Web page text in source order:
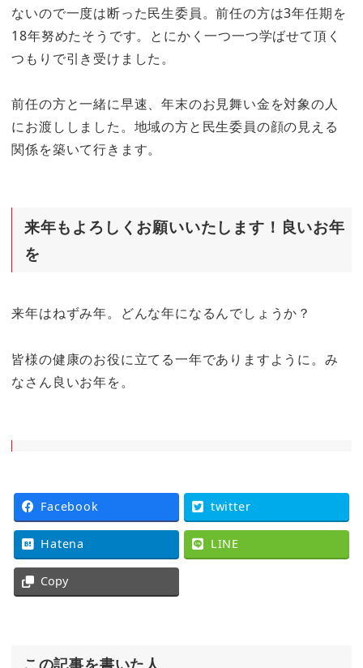
ないので一度は断った民生委員。前任の方は3年任期を
18年努めたそうです。とにかく一つ一つ学ばせて頂く
つもりで引き受けました。
前任の方と一緒に早速、年末のお見舞い金を対象の人
にお渡ししました。地域の方と民生委員の顔の見える
関係を築いて行きます。
来年もよろしくお願いいたします！良いお年
を
来年はねずみ年。どんな年になるんでしょうか？
皆様の健康のお役に立てる一年でありますように。み
なさん良いお年を。
Facebook twitter
Hatena LINE
Copy
この記事を書いた人